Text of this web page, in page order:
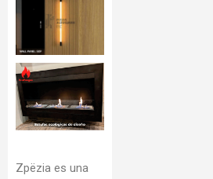
Zpëzia es una